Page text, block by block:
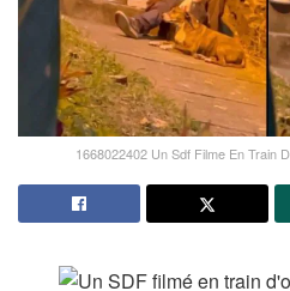
1668022402 Un Sdf Filme En Train